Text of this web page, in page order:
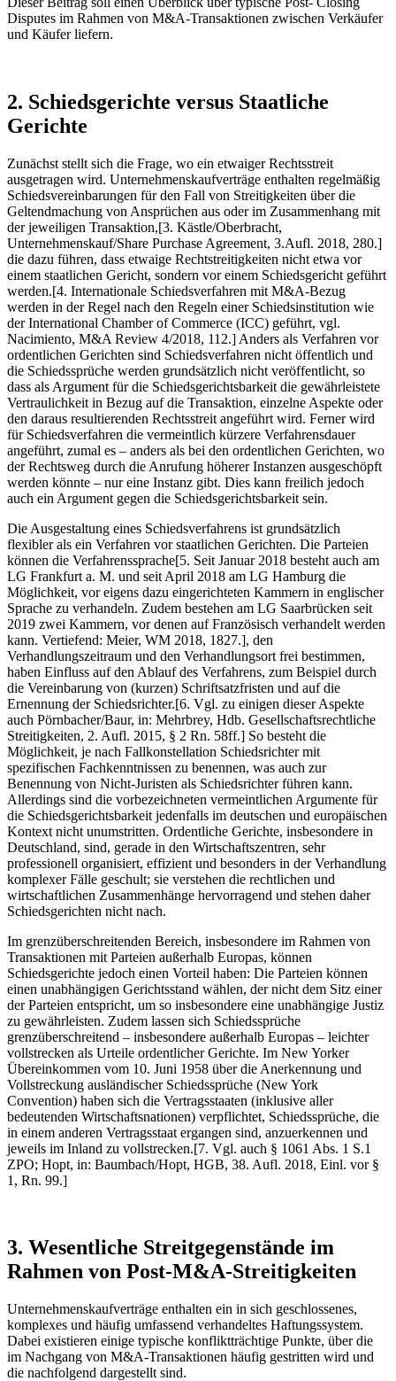
Disputes im Rahmen von M&A-Transaktionen zwischen Verkäufer
und Käufer liefern.
2. Schiedsgerichte versus Staatliche
Gerichte
Zunächst stellt sich die Frage, wo ein etwaiger Rechtsstreit
ausgetragen wird. Unternehmenskaufverträge enthalten regelmäßig
Schiedsvereinbarungen für den Fall von Streitigkeiten über die
Geltendmachung von Ansprüchen aus oder im Zusammenhang mit
der jeweiligen Transaktion,[3. Kästle/Oberbracht,
Unternehmenskauf/Share Purchase Agreement, 3.Aufl. 2018, 280.]
die dazu führen, dass etwaige Rechtstreitigkeiten nicht etwa vor
einem staatlichen Gericht, sondern vor einem Schiedsgericht geführt
werden.[4. Internationale Schiedsverfahren mit M&A-Bezug
werden in der Regel nach den Regeln einer Schiedsinstitution wie
der International Chamber of Commerce (ICC) geführt, vgl.
Nacimiento, M&A Review 4/2018, 112.] Anders als Verfahren vor
ordentlichen Gerichten sind Schiedsverfahren nicht öffentlich und
die Schiedssprüche werden grundsätzlich nicht veröffentlicht, so
dass als Argument für die Schiedsgerichtsbarkeit die gewährleistete
Vertraulichkeit in Bezug auf die Transaktion, einzelne Aspekte oder
den daraus resultierenden Rechtsstreit angeführt wird. Ferner wird
für Schiedsverfahren die vermeintlich kürzere Verfahrensdauer
angeführt, zumal es – anders als bei den ordentlichen Gerichten, wo
der Rechtsweg durch die Anrufung höherer Instanzen ausgeschöpft
werden könnte – nur eine Instanz gibt. Dies kann freilich jedoch
auch ein Argument gegen die Schiedsgerichtsbarkeit sein.
Die Ausgestaltung eines Schiedsverfahrens ist grundsätzlich
flexibler als ein Verfahren vor staatlichen Gerichten. Die Parteien
können die Verfahrenssprache[5. Seit Januar 2018 besteht auch am
LG Frankfurt a. M. und seit April 2018 am LG Hamburg die
Möglichkeit, vor eigens dazu eingerichteten Kammern in englischer
Sprache zu verhandeln. Zudem bestehen am LG Saarbrücken seit
2019 zwei Kammern, vor denen auf Französisch verhandelt werden
kann. Vertiefend: Meier, WM 2018, 1827.], den
Verhandlungszeitraum und den Verhandlungsort frei bestimmen,
haben Einfluss auf den Ablauf des Verfahrens, zum Beispiel durch
die Vereinbarung von (kurzen) Schriftsatzfristen und auf die
Ernennung der Schiedsrichter.[6. Vgl. zu einigen dieser Aspekte
auch Pörnbacher/Baur, in: Mehrbrey, Hdb. Gesellschaftsrechtliche
Streitigkeiten, 2. Aufl. 2015, § 2 Rn. 58ff.] So besteht die
Möglichkeit, je nach Fallkonstellation Schiedsrichter mit
spezifischen Fachkenntnissen zu benennen, was auch zur
Benennung von Nicht-Juristen als Schiedsrichter führen kann.
Allerdings sind die vorbezeichneten vermeintlichen Argumente für
die Schiedsgerichtsbarkeit jedenfalls im deutschen und europäischen
Kontext nicht unumstritten. Ordentliche Gerichte, insbesondere in
Deutschland, sind, gerade in den Wirtschaftszentren, sehr
professionell organisiert, effizient und besonders in der Verhandlung
komplexer Fälle geschult; sie verstehen die rechtlichen und
wirtschaftlichen Zusammenhänge hervorragend und stehen daher
Schiedsgerichten nicht nach.
Im grenzüberschreitenden Bereich, insbesondere im Rahmen von
Transaktionen mit Parteien außerhalb Europas, können
Schiedsgerichte jedoch einen Vorteil haben: Die Parteien können
einen unabhängigen Gerichtsstand wählen, der nicht dem Sitz einer
der Parteien entspricht, um so insbesondere eine unabhängige Justiz
zu gewährleisten. Zudem lassen sich Schiedssprüche
grenzüberschreitend – insbesondere außerhalb Europas – leichter
vollstrecken als Urteile ordentlicher Gerichte. Im New Yorker
Übereinkommen vom 10. Juni 1958 über die Anerkennung und
Vollstreckung ausländischer Schiedssprüche (New York
Convention) haben sich die Vertragsstaaten (inklusive aller
bedeutenden Wirtschaftsnationen) verpflichtet, Schiedssprüche, die
in einem anderen Vertragsstaat ergangen sind, anzuerkennen und
jeweils im Inland zu vollstrecken.[7. Vgl. auch § 1061 Abs. 1 S.1
ZPO; Hopt, in: Baumbach/Hopt, HGB, 38. Aufl. 2018, Einl. vor §
1, Rn. 99.]
3. Wesentliche Streitgegenstände im
Rahmen von Post-M&A-Streitigkeiten
Unternehmenskaufverträge enthalten ein in sich geschlossenes,
komplexes und häufig umfassend verhandeltes Haftungssystem.
Dabei existieren einige typische konfliktträchtige Punkte, über die
im Nachgang von M&A-Transaktionen häufig gestritten wird und
die nachfolgend dargestellt sind.